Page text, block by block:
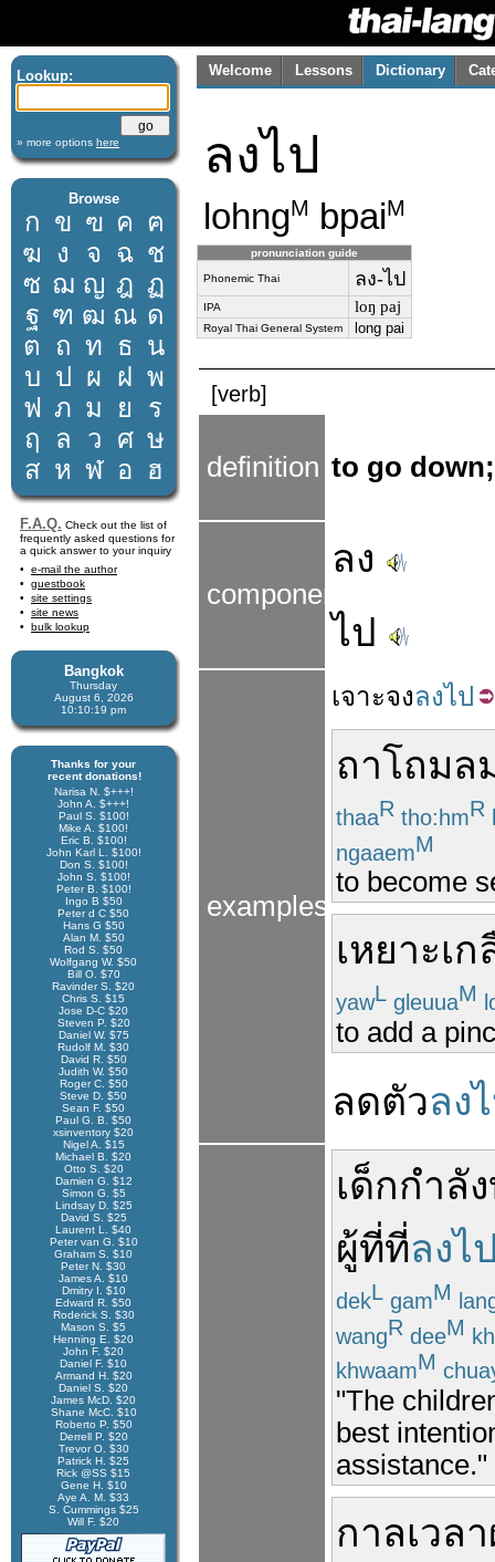
Lookup:
» more options here
Browse
ก ข ฃ ค ฅ
ฆ ง จ ฉ ช
ซ ฌ ญ ฎ ฏ
ฐ ฑ ฒ ณ ด
ต ถ ท ธ น
บ ป ผ ฝ พ
ฟ ภ ม ย
ร
ฤ
ล ว ศ ษ
ส ห ฬ อ ฮ
F.A.Q. Check out the list of
frequently asked questions for
a quick answer to your inquiry
e-mail the author
guestbook
site settings
site news
bulk lookup
Bangkok
Thursday
August 6, 2026
10:10:20 pm
Thanks for your
recent donations!
Narisa N. $+++!
John A. $+++!
Paul S. $100!
Mike A. $100!
Eric B. $100!
John Karl L. $100!
Don S. $100!
John S. $100!
Peter B. $100!
Ingo B $50
Peter d C $50
Hans G $50
Alan M. $50
Rod S. $50
Wolfgang W. $50
Bill O. $70
Ravinder S. $20
Chris S. $15
Jose D-C $20
Steven P. $20
Daniel W. $75
Rudolf M. $30
David R. $50
Judith W. $50
Roger C. $50
Steve D. $50
Sean F. $50
Paul G. B. $50
xsinventory $20
Nigel A. $15
Michael B. $20
Otto S. $20
Damien G. $12
Simon G. $5
Lindsay D. $25
David S. $25
Laurent L. $40
Peter van G. $10
Graham S. $10
Peter N. $30
James A. $10
Dmitry I. $10
Edward R. $50
Roderick S. $30
Mason S. $5
Henning E. $20
John F. $20
Daniel F. $10
Armand H. $20
Daniel S. $20
James McD. $20
Shane McC. $10
Roberto P. $50
Derrell P. $20
Trevor O. $30
Patrick H. $25
Rick @SS $15
Gene H. $10
Aye A. M. $33
S. Cummings $25
Will F. $20
Welcome Lessons Dictionary
ลงไป
lohngM bpaiM
pronunciation guide
Phonemic Thai ลง-ไป
IPA loŋ paj
Royal Thai General System long pai
[verb]
definition to go
components
ลง
ไป
examples
เจาะจงลงไป
ถาโถมล
thaaR tho:hmR
ngaaemM
to become
เหยาะเก
yawL gleuuaM
to add a
ลดตัวลง
เด็กกำลัง
ผู้ที่ที่ลงไ
dekL gamM
wangR deeM
khwaamM
"The
best
assistance."
กาลเวลา